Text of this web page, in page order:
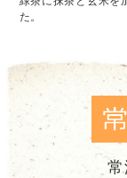
た。
常